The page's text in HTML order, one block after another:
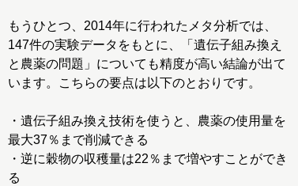
もうひとつ、2014年に行われたメタ分析では、
147件の実験データをもとに、「遺伝子組み換え
と農薬の問題」についても精度が高い結論が出て
います。こちらの要点は以下のとおりです。
・遺伝子組み換え技術を使うと、農薬の使用量を
最大37％まで削減できる
・逆に穀物の収穫量は22％まで増やすことができ
る